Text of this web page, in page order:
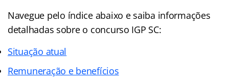
Navegue pelo índiceabaixo e saiba informações
detalhadas sobre o concurso IGP SC:
Situação atual
Remuneração e benefícios